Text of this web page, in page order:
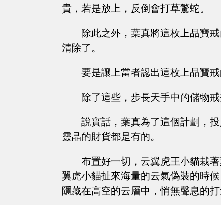
貴，若是放上，反倒會打草驚蛇。
除此之外，葉真將這枚上品寶
清除了。
要是讓上當者認出這枚上品寶
除了這些，步長天手中的儲物
說實話，葉真為了這個計劃，
靈晶的財貨都是有的。
布置好一切，云翼虎王小貓栽
翼虎小貓扯來海量的云氣偽裝的時
隱藏在高空的云層中，悄無聲息的